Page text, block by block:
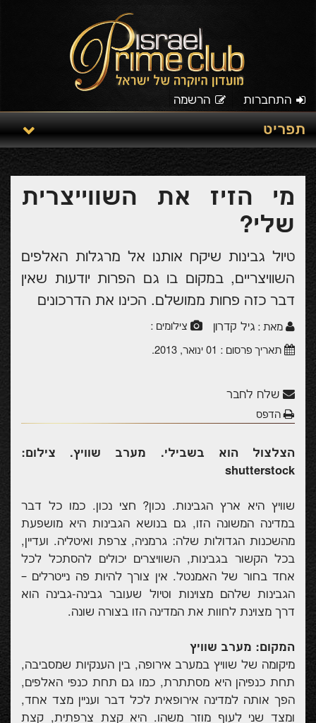
התחברות הרשמה
תפריט
מי הזיז את השווייצרית
שלי?
טיול גבינות שיקח אותנו אל מרגלות האלפים
השוויצריים, במקום בו גם הפרות יודעות שאין
דבר כזה פחות ממושלם. הכינו את הדרכונים
מאת : גיל קדרון
צילומים :
תאריך פרסום : 01 ינואר, 2013 .
שלח לחבר
הדפס
הצלצול הוא בשבילי. מערב שוויץ. צילום:
shutterstock
שוויץ היא ארץ הגבינות. נכון? חצי נכון. כמו כל דבר
במדינה המשונה הזו, גם בנושא הגבינות היא מושפעת
מהשכנות הגדולות שלה: גרמניה, צרפת ואיטליה. ועדיין,
בכל הקשור בגבינות, השוויצרים יכולים להסתכל לכל
אחד בחור של האמנטל. אין צורך להיות פה נייטרלים –
הגבינות שלהם מצוינות וטיול שעובר גבינה-גבינה הוא
דרך מצוינת לחוות את המדינה הזו בצורה שונה.
המקום: מערב שוויץ
מיקומה של שוויץ במערב אירופה, בין הענקיות שמסביבה,
תחת כנפיהן היא מסתתרת, כמו גם תחת כנפי האלפים,
הפך אותה למדינה אירופאית לכל דבר ועניין מצד אחד,
ומצד שני לעוף מוזר משהו. היא קצת צרפתית, קצת